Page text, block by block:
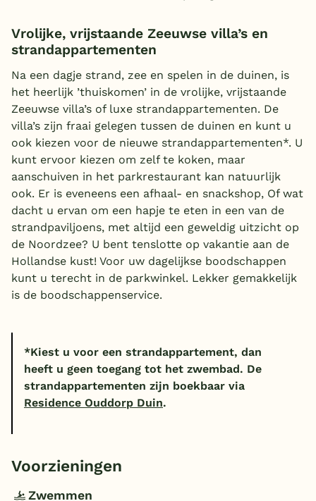
Vrolijke, vrijstaande Zeeuwse villa’s en
strandappartementen
Na een dagje strand, zee en spelen in de duinen, is
het heerlijk ’thuiskomen’ in de vrolijke, vrijstaande
Zeeuwse villa’s of luxe strandappartementen. De
villa’s zijn fraai gelegen tussen de duinen en kunt u
ook kiezen voor de nieuwe strandappartementen*. U
kunt ervoor kiezen om zelf te koken, maar
aanschuiven in het parkrestaurant kan natuurlijk
ook. Er is eveneens een afhaal- en snackshop, Of wat
dacht u ervan om een hapje te eten in een van de
strandpaviljoens, met altijd een geweldig uitzicht op
de Noordzee? U bent tenslotte op vakantie aan de
Hollandse kust! Voor uw dagelijkse boodschappen
kunt u terecht in de parkwinkel. Lekker gemakkelijk
is de boodschappenservice.
*Kiest u voor een strandappartement, dan
heeft u geen toegang tot het zwembad. De
strandappartementen zijn boekbaar via
Residence Ouddorp Duin.
Voorzieningen
Zwemmen